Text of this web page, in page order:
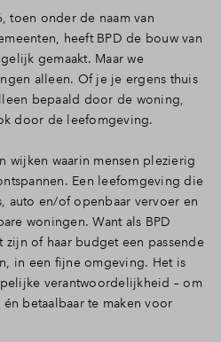
toen onder de naam van
heeft BPD de bouw van
gemaakt. Maar we
alleen. Of je je ergens thuis
bepaald door de woning,
door de leefomgeving.
wijken waarin mensen plezierig
Een leefomgeving die
auto en/of openbaar vervoer en
woningen. Want als BPD
of haar budget een passende
in een fijne omgeving. Het is
verantwoordelijkheid – om
betaalbaar te maken voor